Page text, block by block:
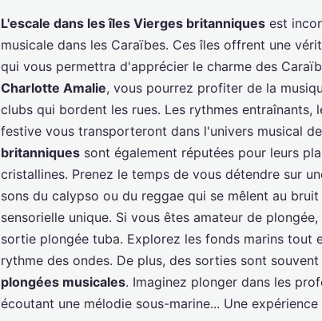
L'escale dans les îles Vierges britanniques est
musicale dans les Caraïbes. Ces îles offrent une
qui vous permettra d'apprécier le charme des
Charlotte Amalie, vous pourrez profiter de la
clubs qui bordent les rues. Les rythmes
festive vous transporteront dans l'univers musical
britanniques sont également réputées pour leurs
cristallines. Prenez le temps de vous détendre sur
sons du calypso ou du reggae qui se mêlent au
sensorielle unique. Si vous êtes amateur de
sortie plongée tuba. Explorez les fonds marins tout
rythme des ondes. De plus, des sorties sont
plongées musicales. Imaginez plonger dans les
écoutant une mélodie sous-marine... Une expérience